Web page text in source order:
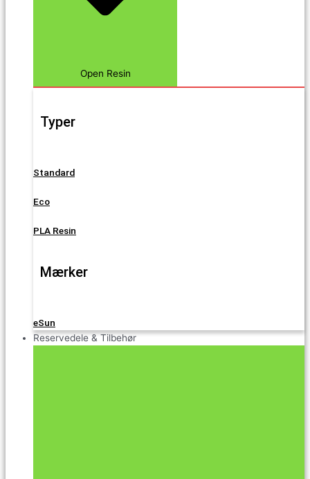
Open Resin
Typer
Standard
Eco
PLA Resin
Mærker
eSun
Reservedele & Tilbehør